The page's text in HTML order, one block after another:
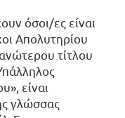
όσοι/ες είναι
Απολυτηρίου
τίτλου
είναι
γλώσσας